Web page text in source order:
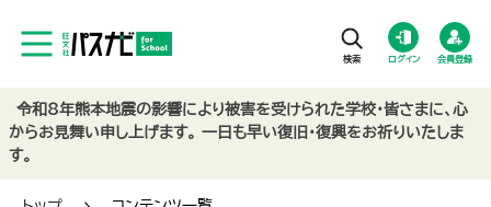
ログイン 会員登録
令和8年熊本地震の影響により被害を受けられた学校・皆さまに、心
からお見舞い申し上げます。 一日も早い復旧・復興をお祈りいたしま
す。